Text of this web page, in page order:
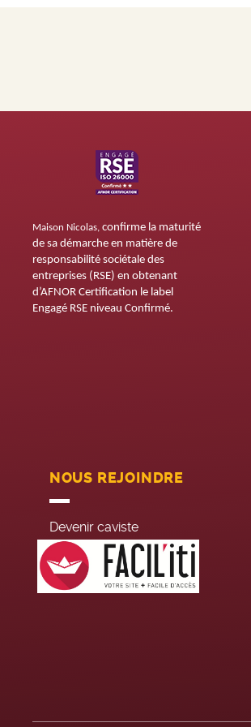
Maison Nicolas, confirme la maturité
de sa démarche en matière de
responsabilité sociétale des
entreprises (RSE) en obtenant
d’AFNOR Certification le label
Engagé RSE niveau Confirmé.
NOUS REJOINDRE
Devenir caviste
Recrutement siège
Jobs été